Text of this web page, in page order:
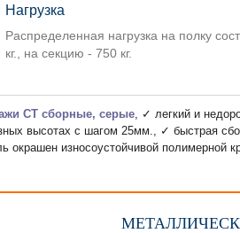
Нагрузка
Распределенная нагрузка на полку
кг., на секцию - 750 кг.
СТ сборные, серые , ✓ легкий и
высотах с шагом 25мм., ✓ быстрая
окрашен износоустойчивой полимерной